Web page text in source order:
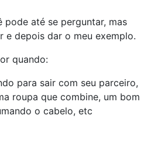
pode até se perguntar, mas
e depois dar o meu exemplo.
quando:
para sair com seu parceiro,
roupa que combine, um bom
o cabelo, etc